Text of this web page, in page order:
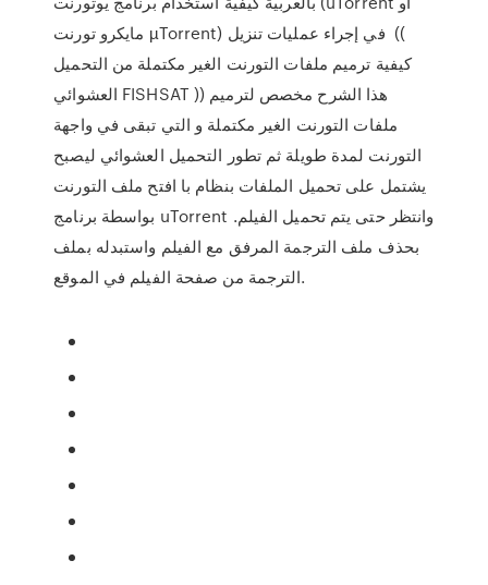
مايكرو تورنت µTorrent) في إجراء عمليات تنزيل ((
كيفية ترميم ملفات التورنت الغير مكتملة من التحميل
العشوائي FISHSAT )) هذا الشرح مخصص لترميم
ملفات التورنت الغير مكتملة و التي تبقى في واجهة
التورنت لمدة طويلة ثم تطور التحميل العشوائي ليصبح
يشتمل على تحميل الملفات بنظام با افتح ملف التورنت
بواسطة برنامج uTorrent وانتظر حتى يتم تحميل الفيلم.
بحذف ملف الترجمة المرفق مع الفيلم واستبدله بملف
الترجمة من صفحة الفيلم في الموقع.